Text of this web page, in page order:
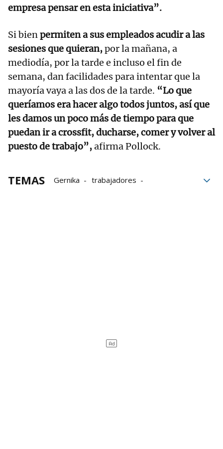
empresa pensar en esta iniciativa”.
Si bienpermiten a sus empleados acudir a las
sesiones que quieran,por la mañana, a
mediodía, por la tarde e incluso el fin de
semana, dan facilidades para intentar que la
mayoría vaya a las dos de la tarde. “Lo que
queríamos era hacer algo todos juntos, así que
les damos un poco más de tiempo para que
puedan ir a crossfit, ducharse, comer y volver al
puesto de trabajo”,afirma Pollock.
TEMAS Gernika
trabajadores